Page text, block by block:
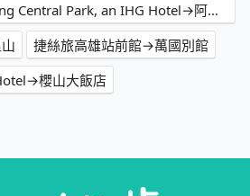
Hotel Indigo Kaohsiung Central Park, an IHG Hotel→阿里山賓館
捷絲旅高雄站前館→萬國別館
櫻山大飯店